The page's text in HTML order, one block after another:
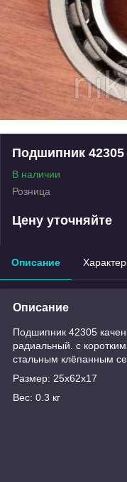
Подшипник 42305
В наличии
Розница
Цену уточняйте
Описание
Описание
Подшипник 42305
радиальный. с
стальным клёпанным
Размер: 25x62x17
Вес: 0.3 кг